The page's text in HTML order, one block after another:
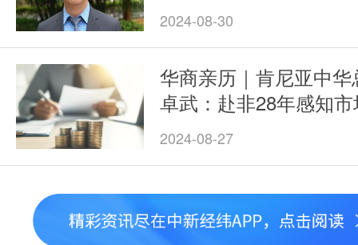
2024-08-30
华商亲历｜肯尼亚中华
卓武：赴非28年感知
2024-08-27